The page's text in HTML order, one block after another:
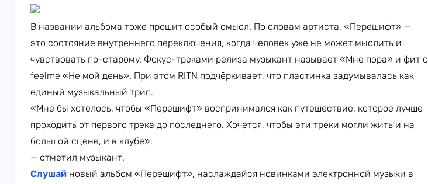
В названии альбома тоже прошит особый смысл. По словам артиста, «Перешифт» —
это состояние внутреннего переключения, когда человек уже не может мыслить и
чувствовать по-старому. Фокус-треками релиза музыкант называет «Мне пора» и фит с
feelme «Не мой день». При этом RITN подчёркивает, что пластинка задумывалась как
единый музыкальный трип.
«Мне бы хотелось, чтобы «Перешифт» воспринимался как путешествие, которое лучше
проходить от первого трека до последнего. Хочется, чтобы эти треки могли жить и на
большой сцене, и в клубе»,
— отметил музыкант.
Слушай новый альбом «Перешифт», наслаждайся новинками электронной музыки в